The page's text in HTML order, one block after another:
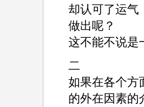
却认可了运气
做出呢？
这不能不说是
二
如果在各个方
的外在因素的